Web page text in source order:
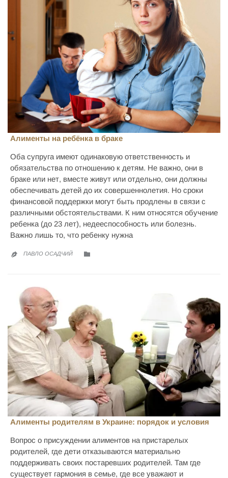
Алименты на ребёнка в браке
Оба супруга имеют одинаковую ответственность и
обязательства по отношению к детям. Не важно, они в
браке или нет, вместе живут или отдельно, они должны
обеспечивать детей до их совершеннолетия. Но сроки
финансовой поддержки могут быть продлены в связи с
различными обстоятельствами. К ним относятся обучение
ребенка (до 23 лет), недееспособность или болезнь.
Важно лишь то, что ребенку нужна
 ПАВЛО ОСАДЧИЙ 
Алименты родителям в Украине: порядок и условия
Вопрос о присуждении алиментов на пристарелых
родителей, где дети отказываются материально
поддерживать своих постаревших родителей. Там где
существует гармония в семье, где все уважают и